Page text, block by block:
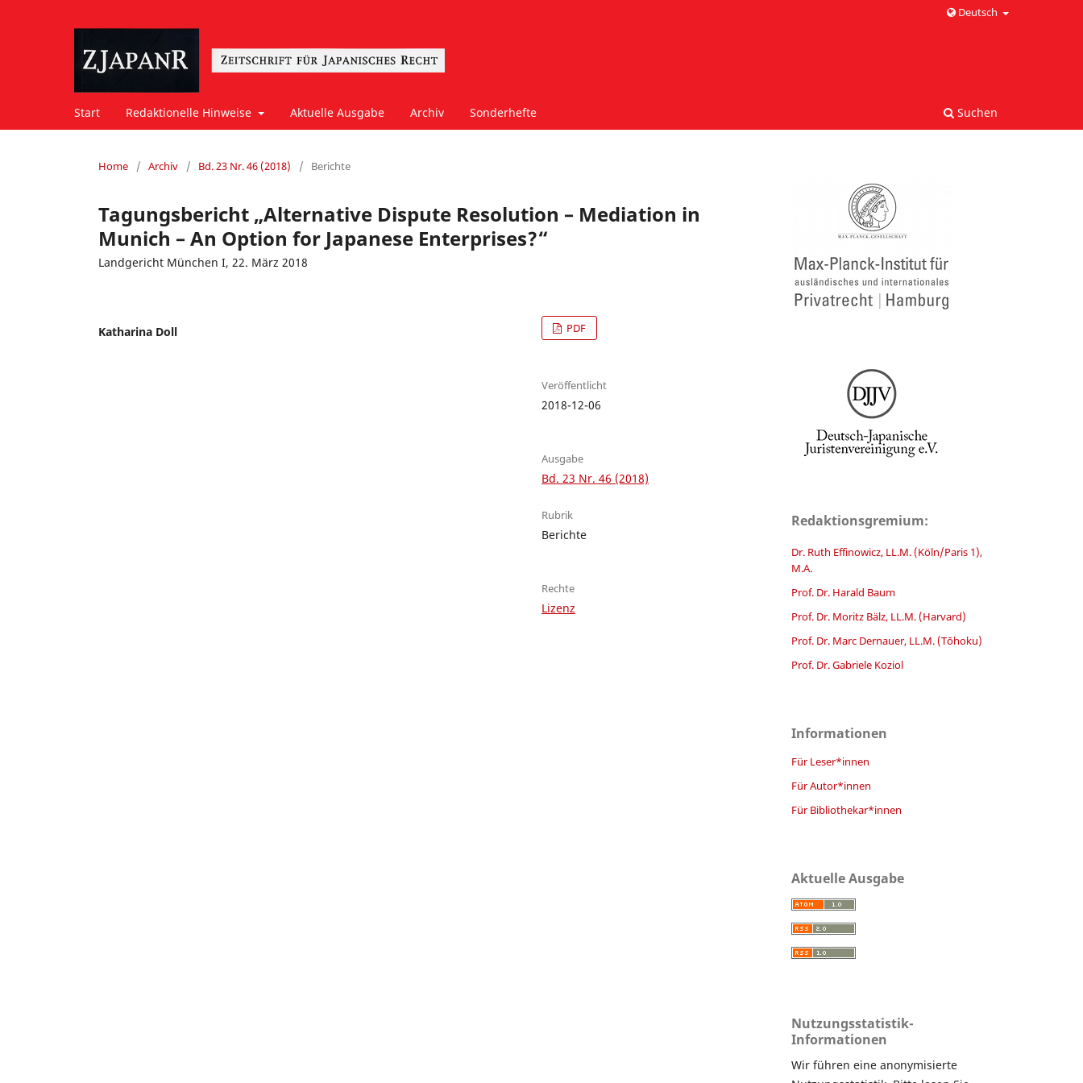
Start Redaktionelle Hinweise Aktuelle Ausgabe Archiv Sonderhefte Suchen
Deutsch
Home / Archiv / Bd. 23 Nr. 46 (2018) / Berichte
Tagungsbericht „Alternative Dispute Resolution – Mediation in
Munich – An Option for Japanese Enterprises?“
Landgericht München I, 22. März 2018
Katharina Doll PDF
Veröffentlicht
2018-12-06
Ausgabe
Bd. 23 Nr. 46 (2018)
Rubrik
Berichte
Rechte
Lizenz
Redaktionsgremium:
Dr. Ruth Effinowicz, LL.M. (Köln/Paris 1),
M.A.
Prof. Dr. Harald Baum
Prof. Dr. Moritz Bälz, LL.M. (Harvard)
Prof. Dr. Marc Dernauer, LL.M. (Tōhoku)
Prof. Dr. Gabriele Koziol
Informationen
Für Leser*innen
Für Autor*innen
Für Bibliothekar*innen
Aktuelle Ausgabe
Nutzungsstatistik-
Informationen
Wir führen eine anonymisierte